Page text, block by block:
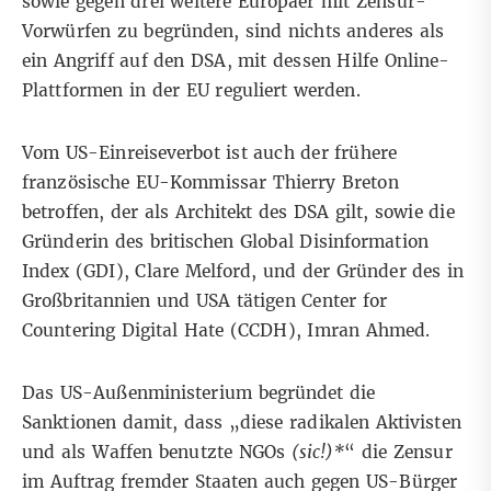
Vorwürfenzu begründen, sind nichts anderes als
ein Angriff auf den DSA, mit dessen Hilfe Online-
Plattformen in der EU reguliert werden.
Vom US-Einreiseverbot ist auch der frühere
französische EU-Kommissar Thierry Breton
betroffen, der als Architekt des DSA gilt, sowie die
Gründerin des britischen Global Disinformation
Index (GDI), Clare Melford, und der Gründer des in
Großbritannien und USA tätigen Center for
Countering Digital Hate (CCDH), Imran Ahmed.
Das US-Außenministerium begründet die
Sanktionen damit, dass „diese radikalen Aktivisten
und als Waffen benutzte NGOs (sic!)*“ die Zensur
im Auftrag fremder Staaten auch gegen US-Bürger